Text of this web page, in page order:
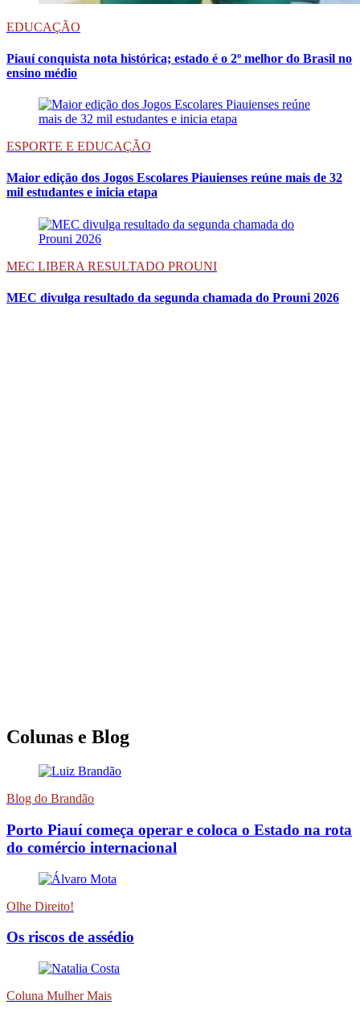
EDUCAÇÃO
Piauí conquista nota histórica; estado é o 2º melhor do Brasil no
ensino médio
ESPORTE E EDUCAÇÃO
Maior edição dos Jogos Escolares Piauienses reúne mais de 32
mil estudantes e inicia etapa
MEC LIBERA RESULTADO PROUNI
MEC divulga resultado da segunda chamada do Prouni 2026
Colunas e Blog
Blog do Brandão
Porto Piauí começa operar e coloca o Estado na rota
do comércio internacional
Olhe Direito!
Os riscos de assédio
Coluna Mulher Mais